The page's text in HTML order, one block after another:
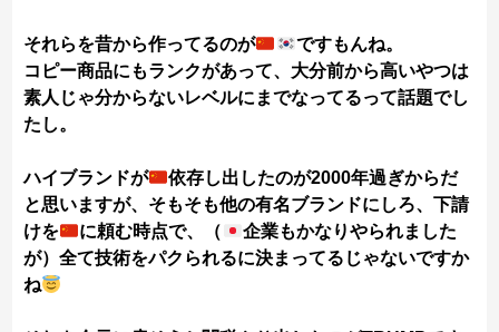
それらを昔から作ってるのが
ですもんね。
コピー商品にもランクがあって、大分前から高いやつは
素人じゃ分からないレベルにまでなってるって話題でし
たし。
ハイブランドが
依存し出したのが2000年過ぎからだ
と思いますが、そもそも他の有名ブランドにしろ、下請
けを
に頼む時点で、（
企業もかなりやられました
が）全て技術をパクられるに決まってるじゃないですか
ね